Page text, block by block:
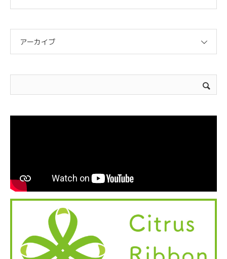
アーカイブ